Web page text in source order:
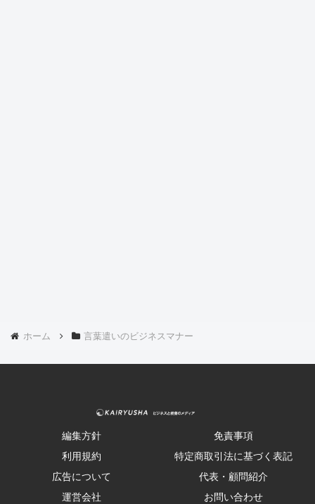
ホーム 言葉遣いのビジネスマナー
編集方針
免責事項
利用規約
特定商取引法に基づく表記
広告について
代表・顧問紹介
運営会社
お問い合わせ